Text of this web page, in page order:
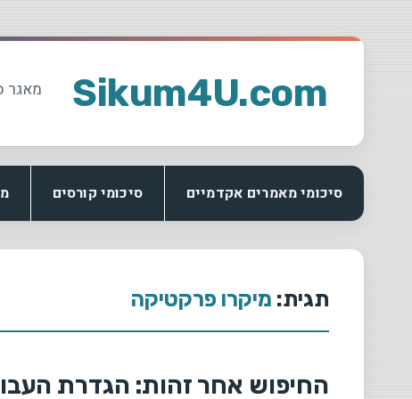
Sikum4U.com מאגר
סיכומי מאמרים אקדמיים סיכומי קורסים
תגית: מיקרו פרקטיקה
החיפוש אחר זהות: הגדרת